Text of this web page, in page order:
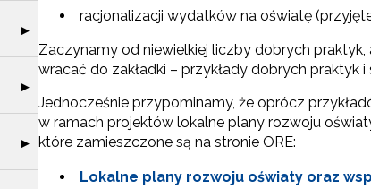
Rozwiń sekcję "Wspieranie tworzenia szkół ćwiczeń"
▶
Rozwiń sekcję "Tworzenie programów nauczania"
▶
Rozwiń sekcję "Weryfikacja i odbiór zestawów narzędzi
▶
racjonalizacji wydatków na oświatę
Zaczynamy od niewielkiej liczby dobrych
wracać do zakładki – przykłady dobrych praktyk
Jednocześnie przypominamy, że oprócz
w ramach projektów lokalne plany rozwoju
które zamieszczone są na stronie ORE:
Lokalne plany rozwoju oświaty oraz